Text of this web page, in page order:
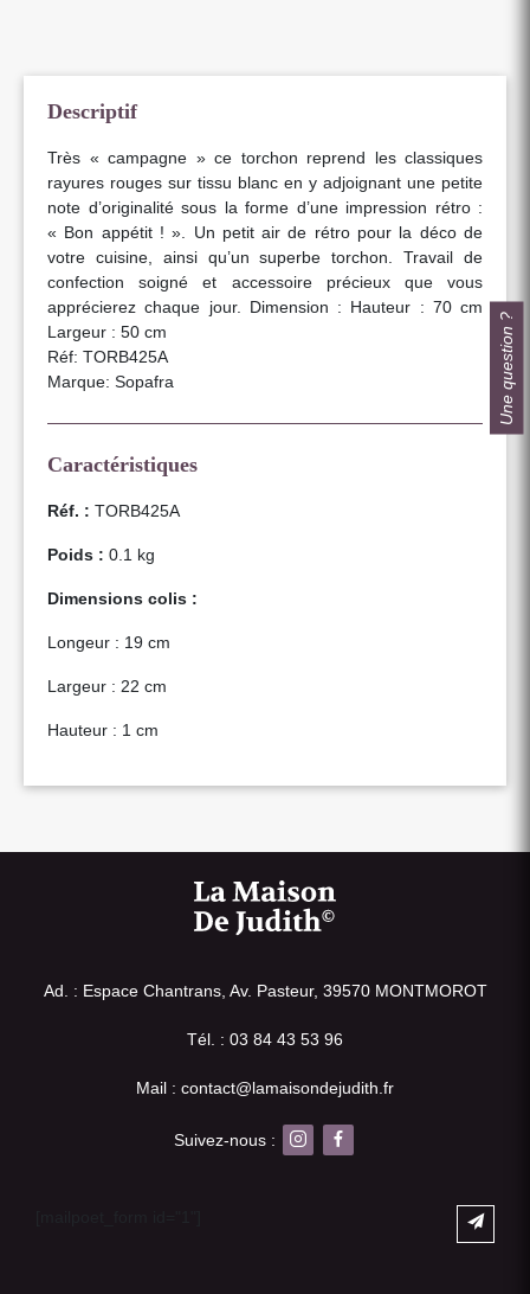
Descriptif
Très « campagne » ce torchon reprend les classiques
rayures rouges sur tissu blanc en y adjoignant une petite
note d’originalité sous la forme d’une impression rétro :
« Bon appétit ! ». Un petit air de rétro pour la déco de
votre cuisine, ainsi qu’un superbe torchon. Travail de
confection soigné et accessoire précieux que vous
apprécierez chaque jour. Dimension : Hauteur : 70 cm
Largeur : 50 cm
Réf: TORB425A
Marque: Sopafra
Caractéristiques
Réf. : TORB425A
Poids : 0.1 kg
Dimensions colis :
Longeur : 19 cm
Largeur : 22 cm
Hauteur : 1 cm
Ad. : Espace Chantrans, Av. Pasteur, 39570 MONTMOROT
Tél. : 03 84 43 53 96
Mail : contact@lamaisondejudith.fr
Suivez-nous :
Une question ?